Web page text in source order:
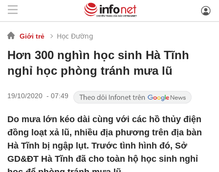
Giới trẻ Học Đường
Hơn 300 nghìn học sinh Hà Tĩnh
nghỉ học phòng tránh mưa lũ
19/10/2020 - 07:49
Do mưa lớn kéo dài cùng với các hồ thủy điện
đồng loạt xả lũ, nhiều địa phương trên địa bàn
Hà Tĩnh bị ngập lụt. Trước tình hình đó, Sở
GD&ĐT Hà Tĩnh đã cho toàn hộ học sinh nghỉ